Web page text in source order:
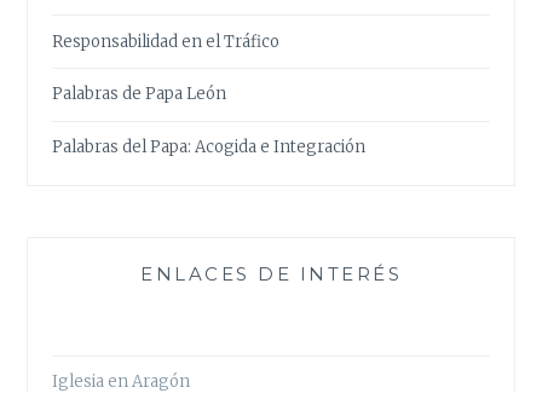
Responsabilidad en el Tráfico
Palabras de Papa León
Palabras del Papa: Acogida e Integración
ENLACES DE INTERÉS
Iglesia en Aragón